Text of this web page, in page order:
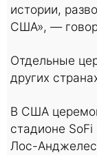
истории,
США», —
Отдельные
других
В США
стадионе
Лос-